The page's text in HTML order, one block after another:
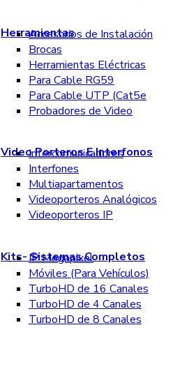
Herramientas
Accesorios de Instalación
Brocas
Herramientas Eléctricas
Para Cable RG59
Para Cable UTP (Cat5e
Probadores de Video
Video Porteros E Interfonos
Intercomunicadores
Interfones
Multiapartamentos
Videoporteros Analógicos
Videoporteros IP
Kits- Sistemas Completos
IP Megapixel
Móviles (Para Vehículos)
TurboHD de 16 Canales
TurboHD de 4 Canales
TurboHD de 8 Canales